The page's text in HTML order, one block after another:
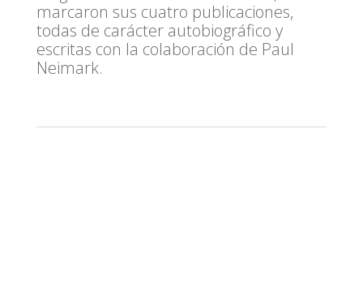
marcaron sus cuatro publicaciones,
todas de carácter autobiográfico y
escritas con la colaboración de Paul
Neimark.